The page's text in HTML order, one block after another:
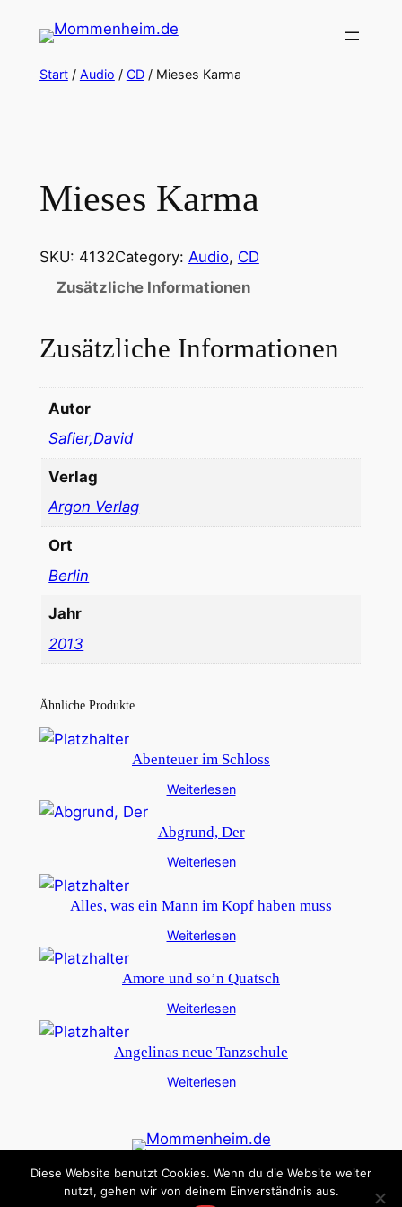
Inhalt
springen
Start/ Audio / CD/ Mieses Karma
Mieses Karma
SKU: 4132Category: Audio, CD
Zusätzliche Informationen
Zusätzliche Informationen
Autor
Safier,David
Verlag
Argon Verlag
Ort
Berlin
Jahr
2013
Ähnliche Produkte
Abenteuer im Schloss
Weiterlesen
Abgrund, Der
Weiterlesen
Alles, was ein Mann im Kopf haben muss
Weiterlesen
Amore und so’n Quatsch
Weiterlesen
Angelinas neue Tanzschule
Weiterlesen
DatenschutzImpressum
Diese Website benutzt Cookies. Wenn du die Website weiter
nutzt, gehen wir von deinem Einverständnis aus.